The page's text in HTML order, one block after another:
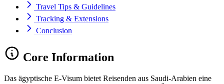
Travel Tips & Guidelines
Tracking & Extensions
Conclusion
Core Information
Das ägyptische E-Visum bietet Reisenden aus Saudi-Arabien eine